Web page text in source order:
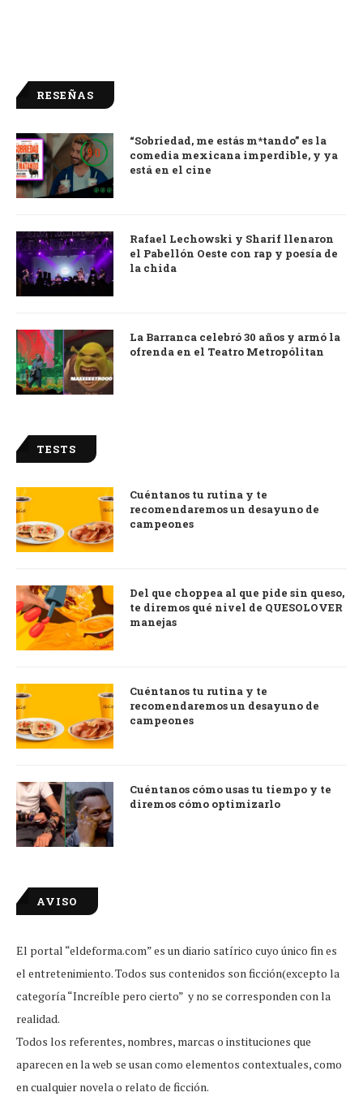
RESEÑAS
9.0
“Sobriedad, me estás m*tando” es la
comedia mexicana imperdible, y ya
está en el cine
Rafael Lechowski y Sharif llenaron
el Pabellón Oeste con rap y poesía de
la chida
La Barranca celebró 30 años y armó la
ofrenda en el Teatro Metropólitan
TESTS
Cuéntanos tu rutina y te
recomendaremos un desayuno de
campeones
Del que choppea al que pide sin queso,
te diremos qué nivel de QUESOLOVER
manejas
Cuéntanos tu rutina y te
recomendaremos un desayuno de
campeones
Cuéntanos cómo usas tu tiempo y te
diremos cómo optimizarlo
AVISO
El portal “eldeforma.com” es un diario satírico cuyo único fin es
el entretenimiento. Todos sus contenidos son ficción(excepto la
categoría “Increíble pero cierto” y no se corresponden con la
realidad.
Todos los referentes, nombres, marcas o instituciones que
aparecen en la web se usan como elementos contextuales, como
en cualquier novela o relato de ficción.